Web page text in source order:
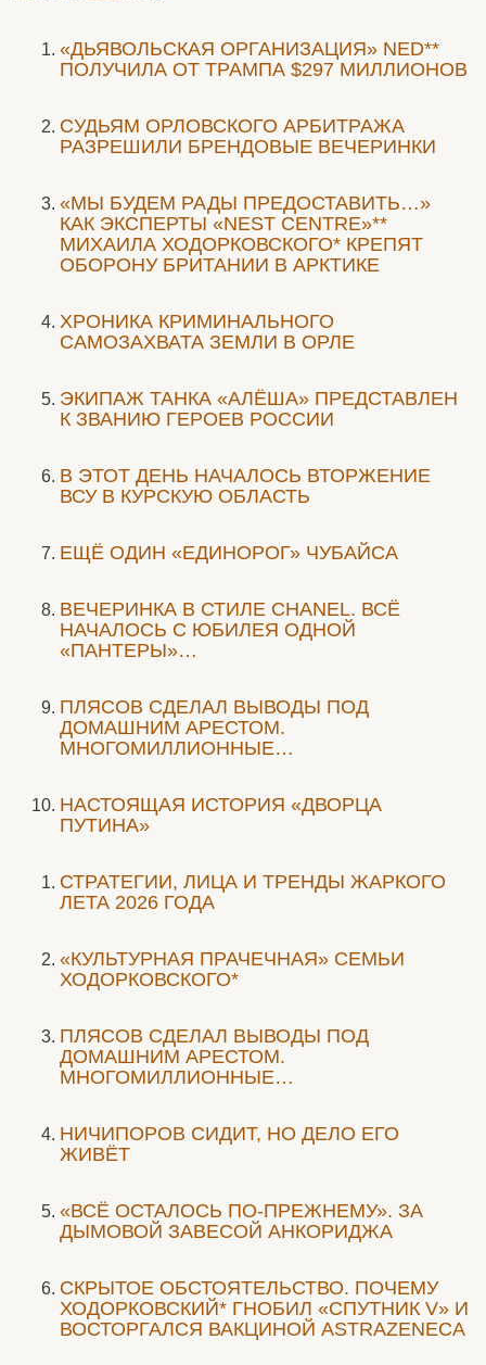
«ДЬЯВОЛЬСКАЯ ОРГАНИЗАЦИЯ» NED**
ПОЛУЧИЛА ОТ ТРАМПА $297 МИЛЛИОНОВ
CУДЬЯМ ОРЛОВСКОГО АРБИТРАЖА
РАЗРЕШИЛИ БРЕНДОВЫЕ ВЕЧЕРИНКИ
«МЫ БУДЕМ РАДЫ ПРЕДОСТАВИТЬ…»
КАК ЭКСПЕРТЫ «NEST CENTRE»**
МИХАИЛА ХОДОРКОВСКОГО* КРЕПЯТ
ОБОРОНУ БРИТАНИИ В АРКТИКЕ
ХРОНИКА КРИМИНАЛЬНОГО
САМОЗАХВАТА ЗЕМЛИ В ОРЛЕ
ЭКИПАЖ ТАНКА «АЛЁША» ПРЕДСТАВЛЕН
К ЗВАНИЮ ГЕРОЕВ РОССИИ
В ЭТОТ ДЕНЬ НАЧАЛОСЬ ВТОРЖЕНИЕ
ВСУ В КУРСКУЮ ОБЛАСТЬ
ЕЩЁ ОДИН «ЕДИНОРОГ» ЧУБАЙСА
ВЕЧЕРИНКА В СТИЛЕ СHANEL. ВСЁ
НАЧАЛОСЬ С ЮБИЛЕЯ ОДНОЙ
«ПАНТЕРЫ»…
ПЛЯСОВ СДЕЛАЛ ВЫВОДЫ ПОД
ДОМАШНИМ АРЕСТОМ.
МНОГОМИЛЛИОННЫЕ…
НАСТОЯЩАЯ ИСТОРИЯ «ДВОРЦА
ПУТИНА»
СТРАТЕГИИ, ЛИЦА И ТРЕНДЫ ЖАРКОГО
ЛЕТА 2026 ГОДА
«КУЛЬТУРНАЯ ПРАЧЕЧНАЯ» СЕМЬИ
ХОДОРКОВСКОГО*
ПЛЯСОВ СДЕЛАЛ ВЫВОДЫ ПОД
ДОМАШНИМ АРЕСТОМ.
МНОГОМИЛЛИОННЫЕ…
НИЧИПОРОВ СИДИТ, НО ДЕЛО ЕГО
ЖИВЁТ
«ВСЁ ОСТАЛОСЬ ПО-ПРЕЖНЕМУ». ЗА
ДЫМОВОЙ ЗАВЕСОЙ АНКОРИДЖА
СКРЫТОЕ ОБСТОЯТЕЛЬСТВО. ПОЧЕМУ
ХОДОРКОВСКИЙ* ГНОБИЛ «СПУТНИК V» И
ВОСТОРГАЛСЯ ВАКЦИНОЙ ASTRAZENECA